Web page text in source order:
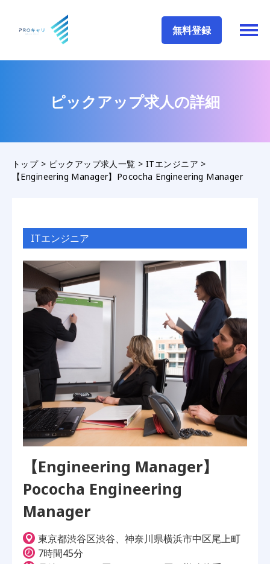
無料登録
ピックアップ求人の詳細
トップ> ピックアップ求人一覧 > ITエンジニア >
【Engineering Manager】Pococha Engineering Manager
ITエンジニア
【Engineering Manager】
Pococha Engineering
Manager
東京都渋谷区渋谷、神奈川県横浜市中区尾上町
7時間45分